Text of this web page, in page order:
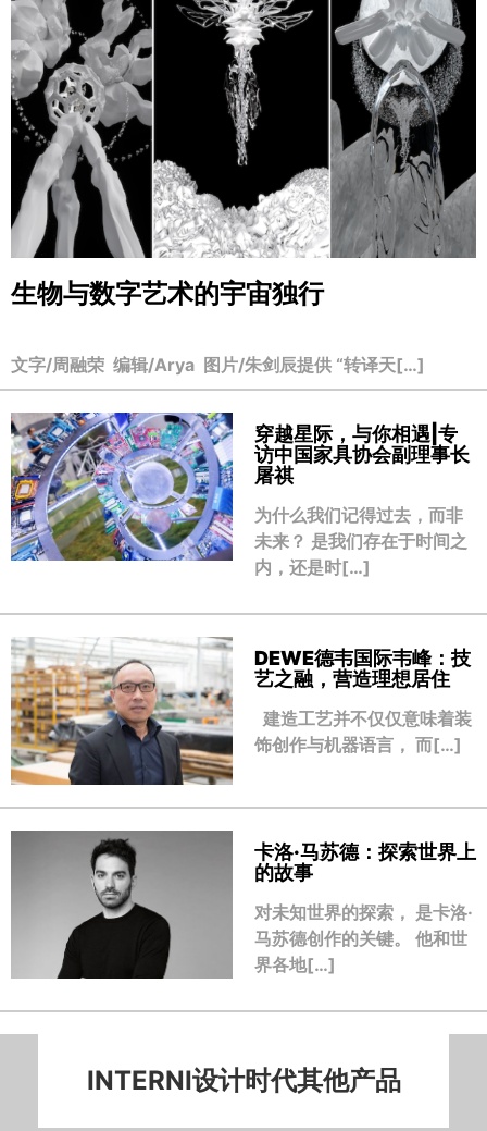
生物与数字艺术的宇宙独行
文字/周融荣 编辑/Arya 图片/朱剑辰提供 “转译天[…]
穿越星际，与你相遇|专
访中国家具协会副理事长
屠祺
为什么我们记得过去，而非
未来？ 是我们存在于时间之
内，还是时[…]
DEWE德韦国际韦峰：技
艺之融，营造理想居住
建造工艺并不仅仅意味着装
饰创作与机器语言， 而[…]
卡洛·马苏德：探索世界上
的故事
对未知世界的探索， 是卡洛·
马苏德创作的关键。 他和世
界各地[…]
INTERNI设计时代其他产品